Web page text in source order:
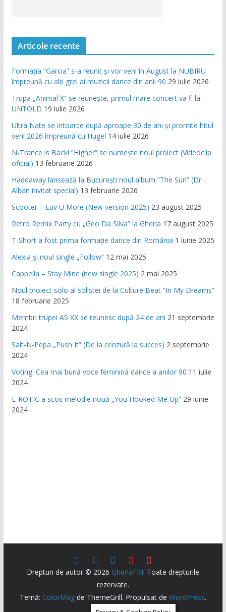
Articole recente
Formația ”Garcia” s-a reunit și vor veni în August la NUBIRU
împreună cu alți grei ai muzicii dance din anii 90 29 iulie 2026
Trupa „Animal X” se reunește, primul mare concert va fi la
UNTOLD 19 iulie 2026
Ultra Nate se intoarce după aproape 30 de ani și promite hitul
verii 2026 împreună cu Hugel 14 iulie 2026
N-Trance is Back! ”Higher” se numește noul proiect (Videoclip
oficial) 13 februarie 2026
Haddaway lansează la București noul album ”The Sun” (Dr.
Alban invitat special) 13 februarie 2026
Scooter – Luv U More (New version 2025) 23 august 2025
Retro Remix Party cu „Geo Da Silva” la Gherla 17 august 2025
T-Short a fost prima formație dance din România 1 iunie 2025
Alexia și noul single „Follow” 12 mai 2025
Cappella – Stay Mine (new single 2025) 2 mai 2025
Noul proiect solo al solistei de la Culture Beat ”In My Dreams”
18 februarie 2025
Membri trupei AS XX se reunesc după 24 de ani 21 septembrie
2024
Salt-N-Pepa „Push It” (De la cenzură la succes) 2 septembrie
2024
Voting: Cea mai bună voce feminină dance a anilor 90 11 iulie
2024
E-ROTIC a scos melodie nouă „You Hooked Me Up” 29 iunie
2024
Drepturi de autor © 2026 GherlaFM. Toate drepturile
rezervate.
Temă: ColorMagde ThemeGrill. Propulsat de WordPress.